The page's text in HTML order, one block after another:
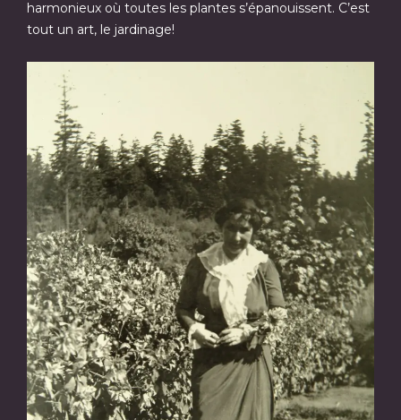
harmonieux où toutes les plantes s’épanouissent. C’est
tout un art, le jardinage!